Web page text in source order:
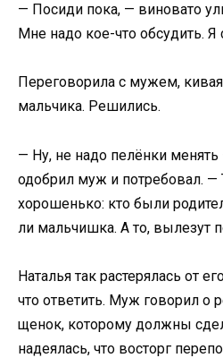
— Посиди пока, — виновато
Мне надо кое-что обсудить. Я
Переговорила с мужем, кивая
мальчика. Решились.
— Ну, не надо пелёнки
одобрил муж и потребовал. —
хорошенько: кто были
ли мальчишка. А то, вылезут
Наталья так растерялась от
что ответить. Муж говорил о
щенок, которому должны
надеялась, что восторг